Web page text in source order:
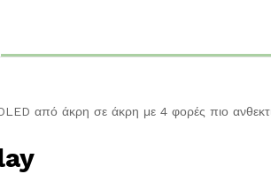
από άκρη σε άκρη με 4 φορές πιο